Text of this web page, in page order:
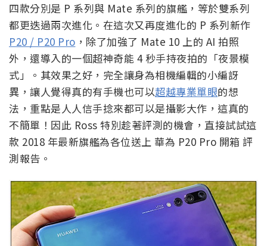
四款分別是 P 系列與 Mate 系列的旗艦，等於雙系列
都更迭過兩次進化。在這次又再度進化的 P 系列新作
P20 / P20 Pro ，除了加強了 Mate 10 上的 AI 拍照
外，還導入的一個超神奇能 4 秒手持夜拍的「夜景模
式」。其效果之好，完全讓身為相機編輯的小編訝
異，讓人覺得真的有手機也可以超越專業單眼的想
法，重點是人人信手捻來都可以是攝影大作，這真的
不簡單！因此 Ross 特別趁著評測的機會，直接試試這
款 2018 年最新旗艦為各位送上 華為 P20 Pro 開箱 評
測報告。